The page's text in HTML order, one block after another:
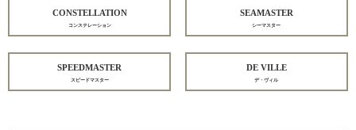
CONSTELLATION
コンステレーション
SEAMASTER
シーマスター
SPEEDMASTER
スピードマスター
DE VILLE
デ・ヴィル